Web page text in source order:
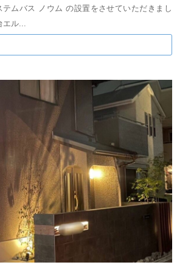
テムバス ノウム の設置をさせていただきまし
エル...